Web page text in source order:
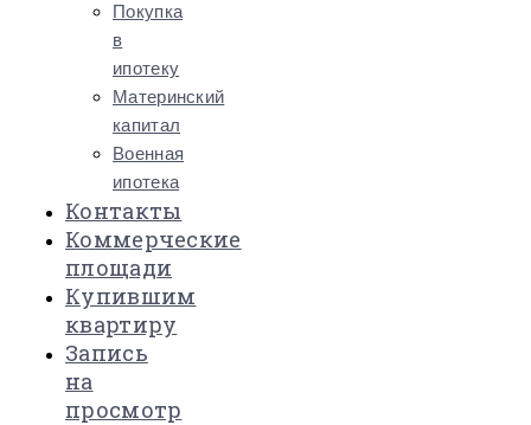
Покупка
в
ипотеку
Материнский
капитал
Военная
ипотека
Контакты
Коммерческие
площади
Купившим
квартиру
Запись
на
просмотр